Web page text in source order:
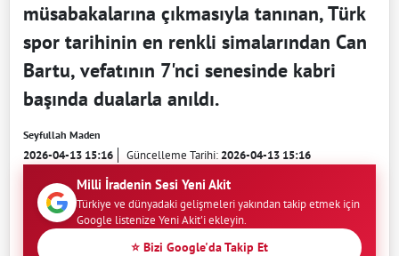
müsabakalarına çıkmasıyla tanınan, Türk
spor tarihinin en renkli simalarından Can
Bartu, vefatının 7'nci senesinde kabri
başında dualarla anıldı.
Seyfullah Maden
2026-04-13 15:16 Güncelleme Tarihi:2026-04-13 15:16
Milli İradenin Sesi Yeni Akit
Türkiye ve dünyadaki gelişmeleri yakından takip etmek için
Google listenize Yeni Akit'i ekleyin.
⭐ Bizi Google'da Takip Et